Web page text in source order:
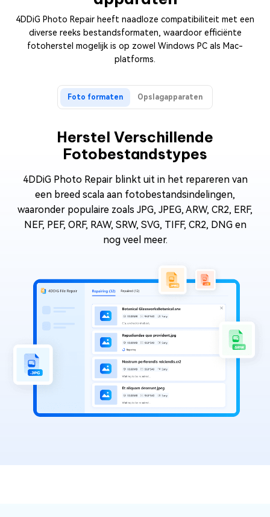
4DDiG Photo Repair heeft naadloze compatibiliteit met een
diverse reeks bestandsformaten, waardoor efficiënte
fotoherstel mogelijk is op zowel Windows PC als Mac-
platforms.
Foto formaten Opslagapparaten
Herstel Verschillende
Fotobestandstypes
4DDiG Photo Repair blinkt uit in het repareren van
een breed scala aan fotobestandsindelingen,
waaronder populaire zoals JPG, JPEG, ARW, CR2, ERF,
NEF, PEF, ORF, RAW, SRW, SVG, TIFF, CR2, DNG en
nog veel meer.